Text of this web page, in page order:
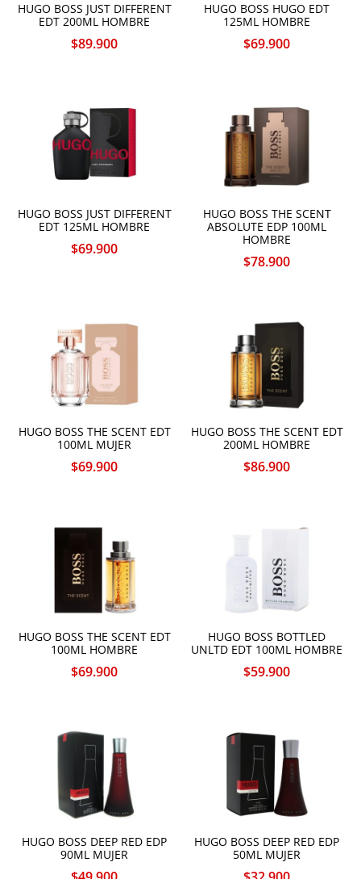
HUGO BOSS JUST DIFFERENT
EDT 200ML HOMBRE
$89.900
HUGO BOSS HUGO EDT
125ML HOMBRE
$69.900
HUGO BOSS JUST DIFFERENT
EDT 125ML HOMBRE
$69.900
HUGO BOSS THE SCENT
ABSOLUTE EDP 100ML
HOMBRE
$78.900
HUGO BOSS THE SCENT EDT
100ML MUJER
$69.900
HUGO BOSS THE SCENT EDT
200ML HOMBRE
$86.900
HUGO BOSS THE SCENT EDT
100ML HOMBRE
$69.900
HUGO BOSS BOTTLED
UNLTD EDT 100ML HOMBRE
$59.900
HUGO BOSS DEEP RED EDP
90ML MUJER
HUGO BOSS DEEP RED EDP
50ML MUJER